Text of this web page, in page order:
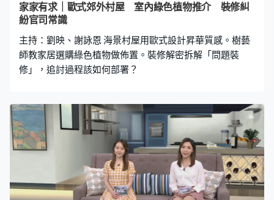
家家有求｜歐式郊外村屋 室內綠色植物推介 裝修糾
紛官司常識
主持：劉映、謝詠恩 海景村屋用歐式設計昇華質感。樹藝
師教家居選購綠色植物做佈置。裝修解密拆解「問題裝
修」，追討過程該如何部署？